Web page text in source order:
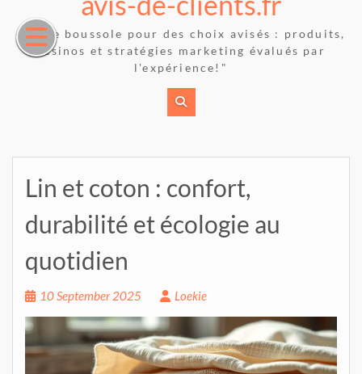
content
"Votre boussole pour des choix avisés : produits,
casinos et stratégies marketing évalués par
l'expérience!"
Lin et coton : confort,
durabilité et écologie au
quotidien
10 September 2025 Loekie